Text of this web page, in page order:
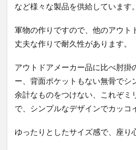
など様々な製品を供給しています。
軍物の作りですので、他のアウト
丈夫な作りで耐久性があります。
アウトドアメーカー品に比べ肘掛
ー、背面ポケットもない無骨でシ
余計なものをつけない、これぞミ
で、シンプルなデザインでカッコ
ゆったりとしたサイズ感で、座り